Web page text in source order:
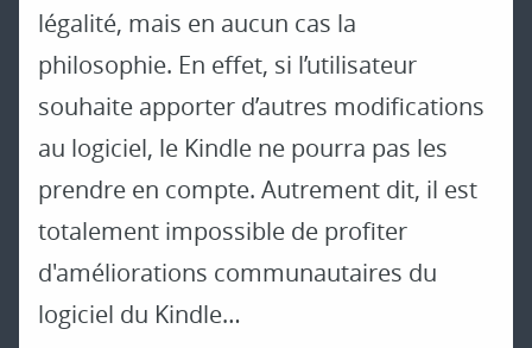
légalité, mais en aucun cas la
philosophie. En effet, si l’utilisateur
souhaite apporter d’autres modifications
au logiciel, le Kindle ne pourra pas les
prendre en compte. Autrement dit, il est
totalement impossible de profiter
d'améliorations communautaires du
logiciel du Kindle…